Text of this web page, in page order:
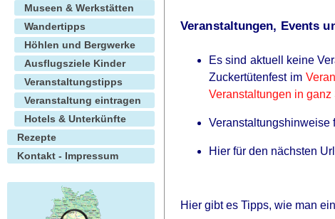
Veranstaltungen, Events
Es sind aktuell keine
Zuckertütenfest im
Veranstaltungen in ganz
Veranstaltungshinweise
Hier für den nächsten
Hier gibt es Tipps, wie man
Museen & Werkstätten
Wandertipps
Höhlen und Bergwerke
Ausflugsziele Kinder
Veranstaltungstipps
Veranstaltung eintragen
Hotels & Unterkünfte
Rezepte
Kontakt - Impressum